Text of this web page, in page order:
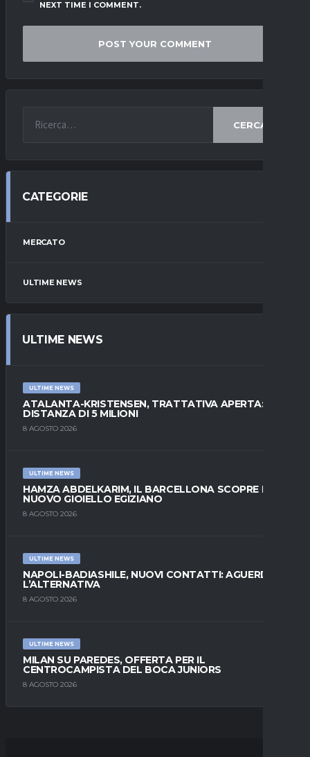
NEXT TIME I COMMENT.
CERCA
CATEGORIE
MERCATO
ULTIME NEWS
ULTIME NEWS
ULTIME NEWS
ATALANTA-KRISTENSEN, TRATTATIVA APERTA:
DISTANZA DI 5 MILIONI
8 AGOSTO 2026
ULTIME NEWS
HAMZA ABDELKARIM, IL BARCELLONA SCOPRE IL
NUOVO GIOIELLO EGIZIANO
8 AGOSTO 2026
ULTIME NEWS
NAPOLI-BADIASHILE, NUOVI CONTATTI: AGUERD È
L’ALTERNATIVA
8 AGOSTO 2026
ULTIME NEWS
MILAN SU PAREDES, OFFERTA PER IL
CENTROCAMPISTA DEL BOCA JUNIORS
8 AGOSTO 2026